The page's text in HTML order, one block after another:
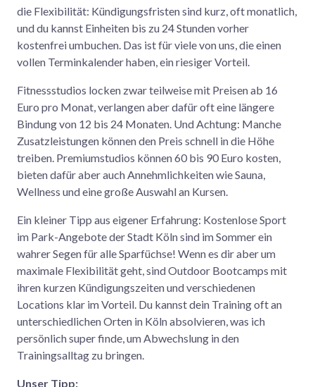
die Flexibilität: Kündigungsfristen sind kurz, oft monatlich,
und du kannst Einheiten bis zu 24 Stunden vorher
kostenfrei umbuchen. Das ist für viele von uns, die einen
vollen Terminkalender haben, ein riesiger Vorteil.
Fitnessstudios locken zwar teilweise mit Preisen ab 16
Euro pro Monat, verlangen aber dafür oft eine längere
Bindung von 12 bis 24 Monaten. Und Achtung: Manche
Zusatzleistungen können den Preis schnell in die Höhe
treiben. Premiumstudios können 60 bis 90 Euro kosten,
bieten dafür aber auch Annehmlichkeiten wie Sauna,
Wellness und eine große Auswahl an Kursen.
Ein kleiner Tipp aus eigener Erfahrung: Kostenlose Sport
im Park-Angebote der Stadt Köln sind im Sommer ein
wahrer Segen für alle Sparfüchse! Wenn es dir aber um
maximale Flexibilität geht, sind Outdoor Bootcamps mit
ihren kurzen Kündigungszeiten und verschiedenen
Locations klar im Vorteil. Du kannst dein Training oft an
unterschiedlichen Orten in Köln absolvieren, was ich
persönlich super finde, um Abwechslung in den
Trainingsalltag zu bringen.
Unser Tipp: